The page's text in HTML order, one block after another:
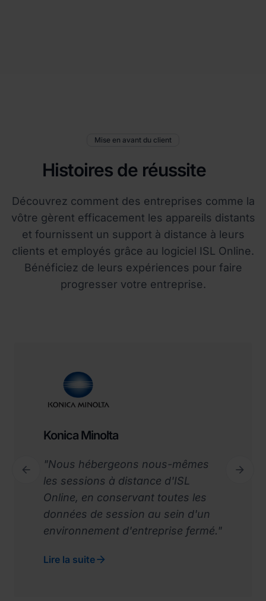
Mise en avant du client
Histoires de réussite
Découvrez comment des entreprises comme la
vôtre gèrent efficacement les appareils distants
et fournissent un support à distance à leurs
clients et employés grâce au logiciel ISL Online.
Bénéficiez de leurs expériences pour faire
progresser votre entreprise.
Konica Minolta
"Nous hébergeons nous-mêmes
les sessions à distance d'ISL
Online, en conservant toutes les
données de session au sein d'un
environnement d'entreprise fermé."
Lire la suite
Previous Next